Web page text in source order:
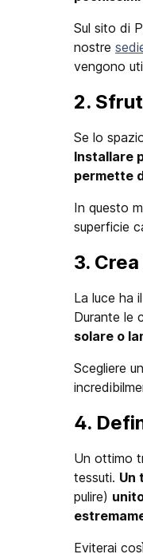
Sul sito di
nostre
vengono
2.
Se lo
Installare
permette
In questo
superficie
3.
La luce ha
Durante le
solare o
Scegliere
4.
Un ottimo
tessuti. Un
pulire)
Eviterai